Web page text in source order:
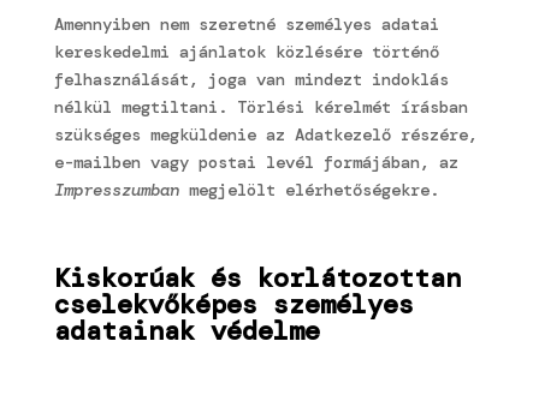
Amennyiben nem szeretné személyes adatai
kereskedelmi ajánlatok közlésére történő
felhasználását, joga van mindezt indoklás
nélkül megtiltani. Törlési kérelmét írásban
szükséges megküldenie az Adatkezelő részére,
e-mailben vagy postai levél formájában, az
Impresszumbanmegjelölt elérhetőségekre.
Kiskorúak és korlátozottan
cselekvőképes személyes
adatainak védelme